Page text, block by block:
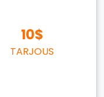
10$
TARJOUS